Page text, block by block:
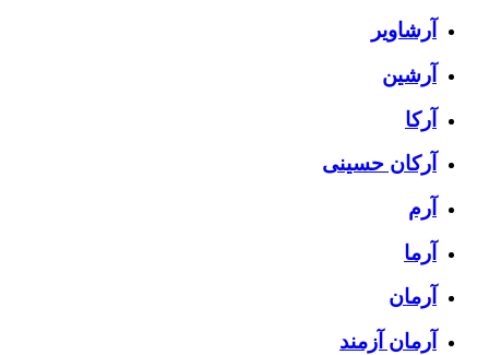
آرشاویر
آرشین
آرکا
آرکان حسینی
آرم
آرما
آرمان
آرمان آزمند